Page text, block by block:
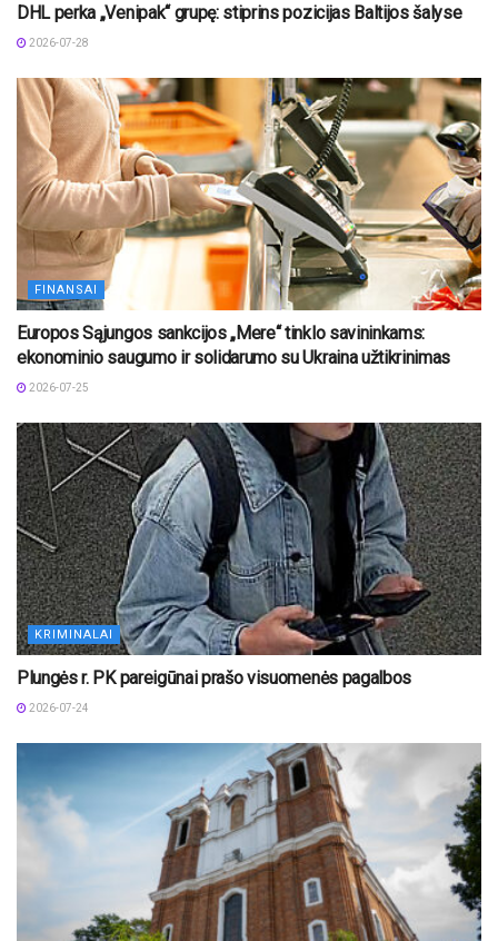
DHL perka „Venipak“ grupę: stiprins pozicijas Baltijos šalyse
2026-07-28
FINANSAI
Europos Sąjungos sankcijos „Mere“ tinklo savininkams:
ekonominio saugumo ir solidarumo su Ukraina užtikrinimas
2026-07-25
KRIMINALAI
Plungės r. PK pareigūnai prašo visuomenės pagalbos
2026-07-24